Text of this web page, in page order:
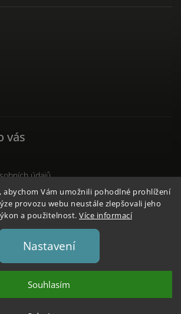
abychom Vám umožnili pohodlné prohlížení
provozu webu neustále zlepšovali jeho
a použitelnost. Více informací
Nastavení
Souhlasím
vás
údajů
DENTO.cz. Všechna práva vyhrazena.
Upravit nastavení cookies